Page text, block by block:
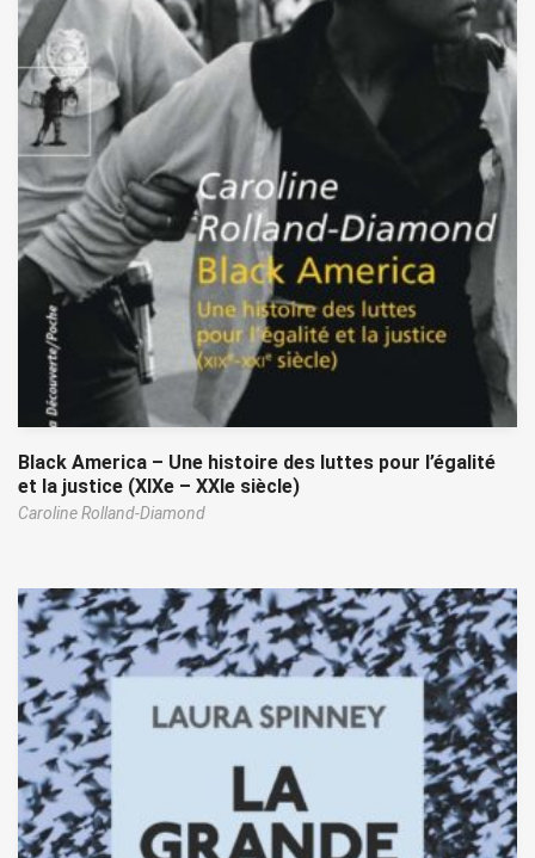
Black America – Une histoire des luttes pour l’égalité
et la justice (XIXe – XXIe siècle)
Caroline Rolland-Diamond